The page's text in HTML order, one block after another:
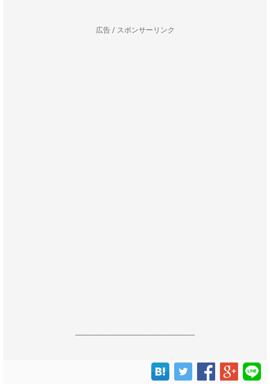
広告 / スポンサーリンク
------------------------------------------------------------------